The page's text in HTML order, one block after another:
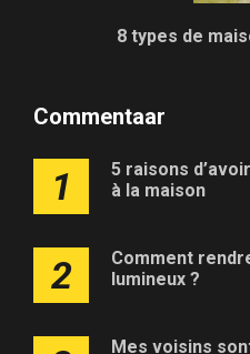
8 types de
Commentaar
1
5 raisons
à la maison
2
Comment
lumineux ?
Mes voisins